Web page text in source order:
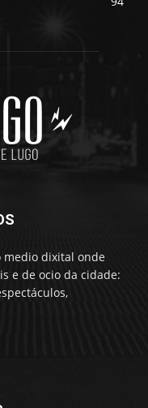
medio dixital onde
e de ocio da cidade: